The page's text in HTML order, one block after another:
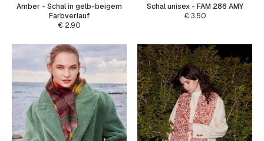
Amber - Schal in gelb-beigem
Farbverlauf
€ 2.90
Schal unisex - FAM 286 AMY
€3.50